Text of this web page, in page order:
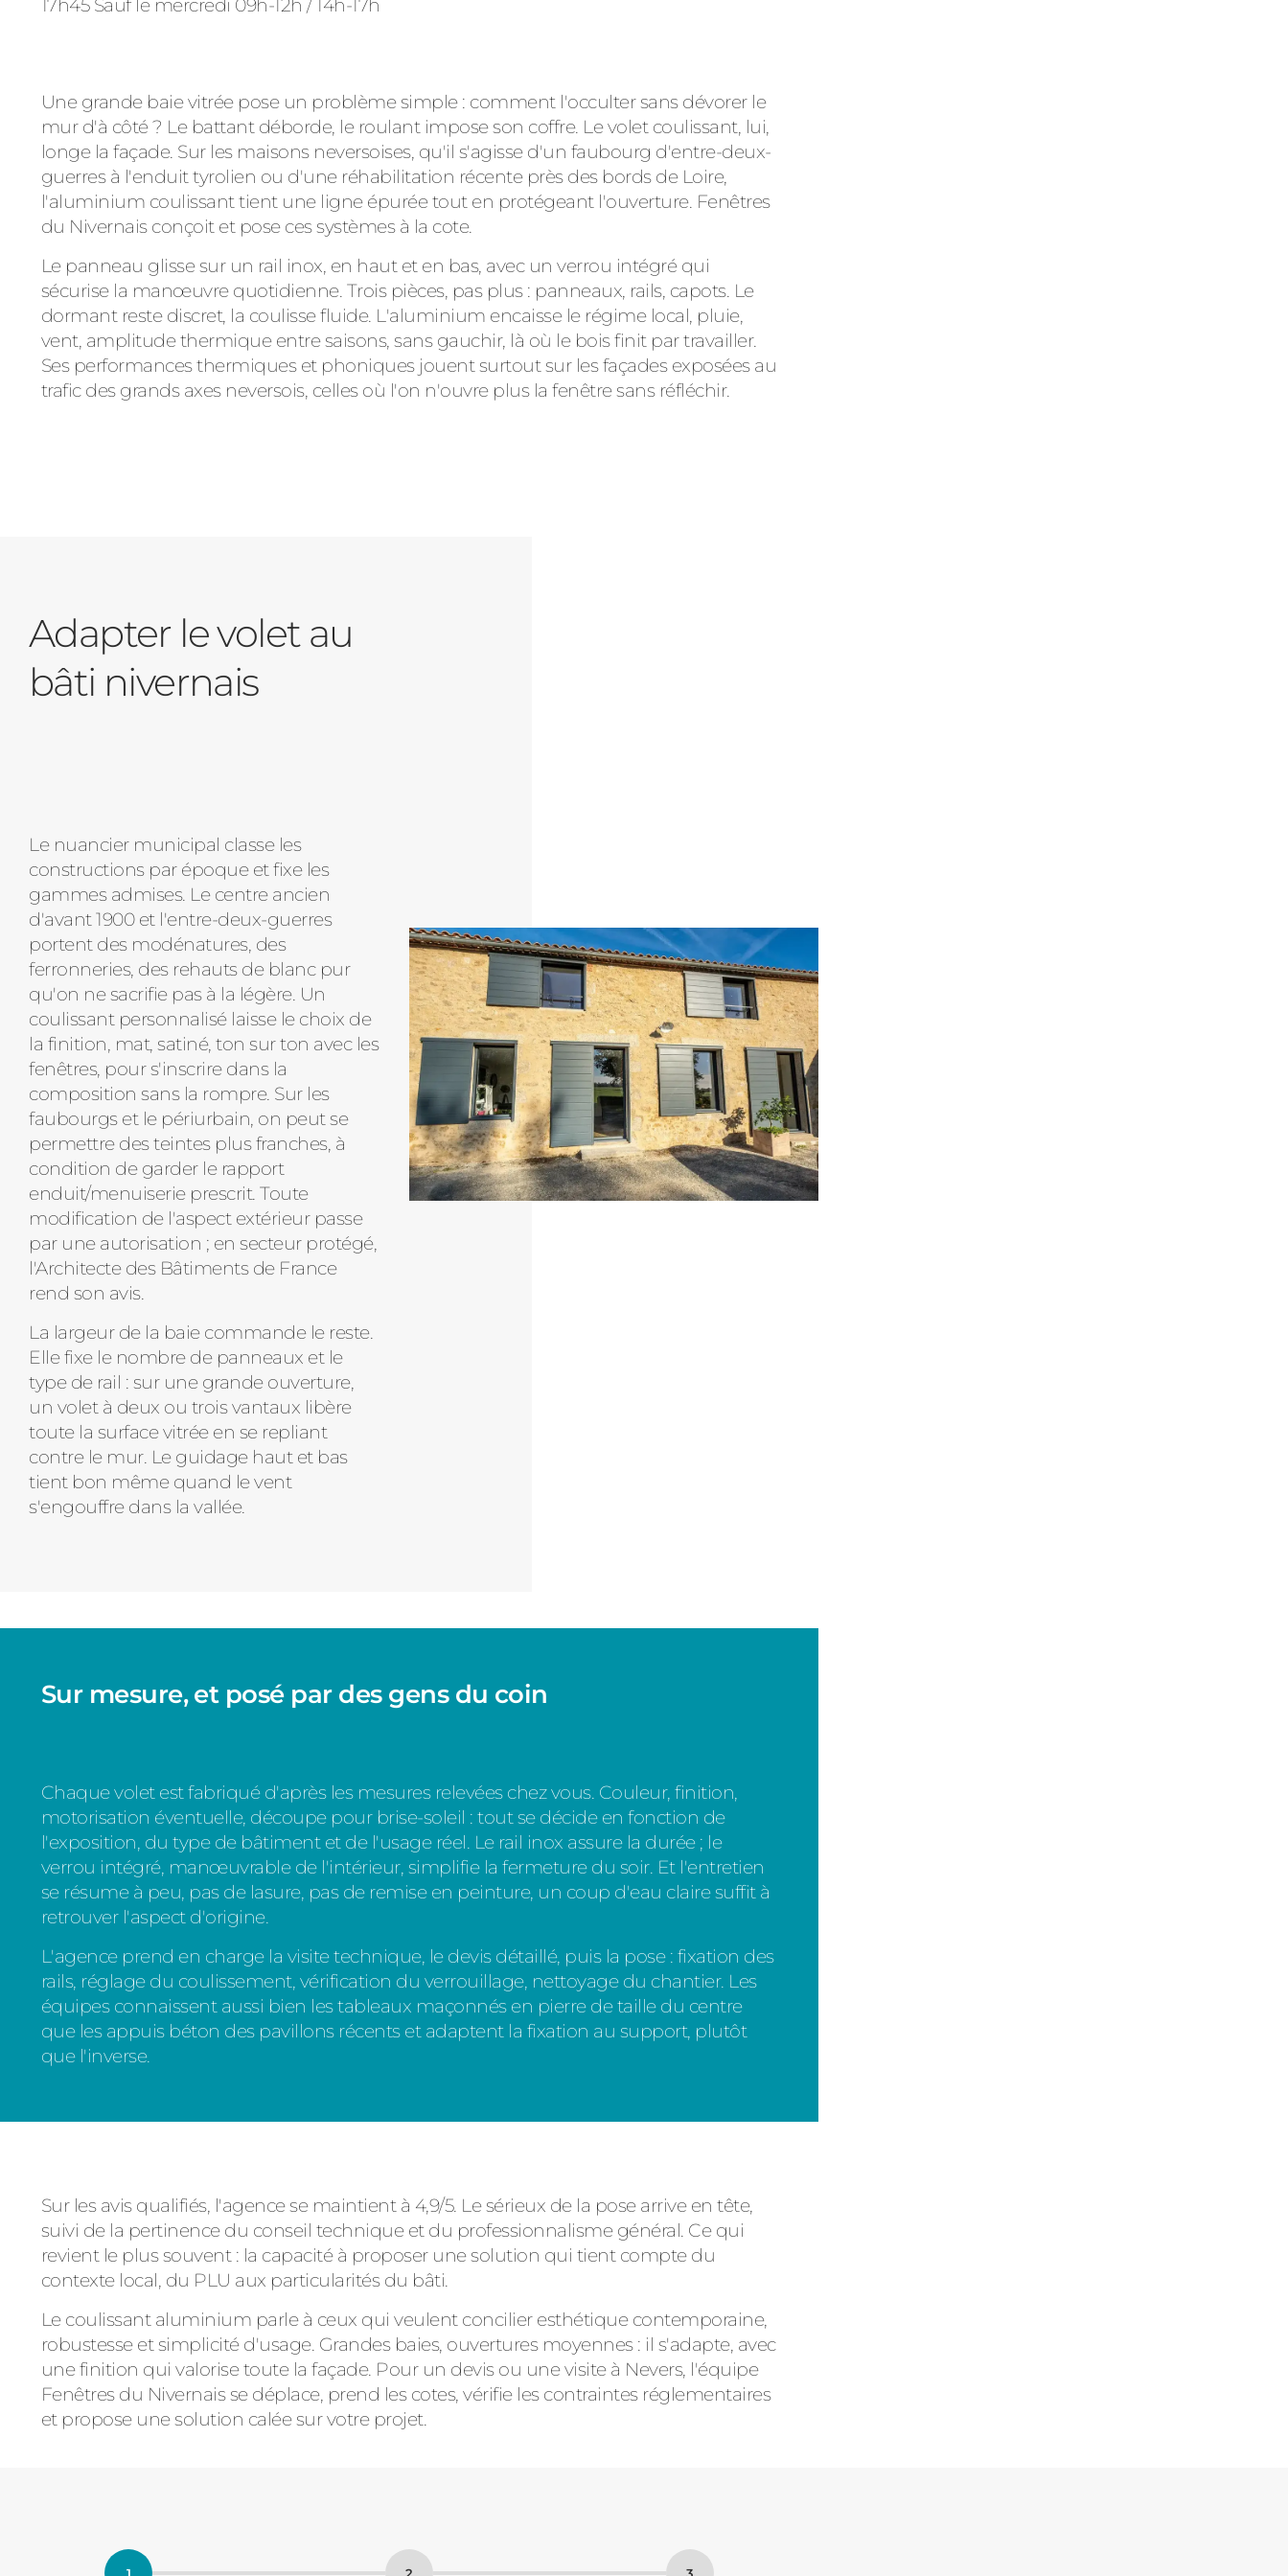
17h45 Sauf le mercredi 09h-12h / 14h-17h
Une grande baie vitrée pose un problème simple : comment l'occulter sans dévorer le
mur d'à côté ? Le battant déborde, le roulant impose son coffre. Le volet coulissant, lui,
longe la façade. Sur les maisons neversoises, qu'il s'agisse d'un faubourg d'entre-deux-
guerres à l'enduit tyrolien ou d'une réhabilitation récente près des bords de Loire,
l'aluminium coulissant tient une ligne épurée tout en protégeant l'ouverture. Fenêtres
du Nivernais conçoit et pose ces systèmes à la cote.
Le panneau glisse sur un rail inox, en haut et en bas, avec un verrou intégré qui
sécurise la manœuvre quotidienne. Trois pièces, pas plus : panneaux, rails, capots. Le
dormant reste discret, la coulisse fluide. L'aluminium encaisse le régime local, pluie,
vent, amplitude thermique entre saisons, sans gauchir, là où le bois finit par travailler.
Ses performances thermiques et phoniques jouent surtout sur les façades exposées au
trafic des grands axes neversois, celles où l'on n'ouvre plus la fenêtre sans réfléchir.
Adapter le volet au
bâti nivernais
Le nuancier municipal classe les
constructions par époque et fixe les
gammes admises. Le centre ancien
d'avant 1900 et l'entre-deux-guerres
portent des modénatures, des
ferronneries, des rehauts de blanc pur
qu'on ne sacrifie pas à la légère. Un
coulissant personnalisé laisse le choix de
la finition, mat, satiné, ton sur ton avec les
fenêtres, pour s'inscrire dans la
composition sans la rompre. Sur les
faubourgs et le périurbain, on peut se
permettre des teintes plus franches, à
condition de garder le rapport
enduit/menuiserie prescrit. Toute
modification de l'aspect extérieur passe
par une autorisation ; en secteur protégé,
l'Architecte des Bâtiments de France
rend son avis.
La largeur de la baie commande le reste.
Elle fixe le nombre de panneaux et le
type de rail : sur une grande ouverture,
un volet à deux ou trois vantaux libère
toute la surface vitrée en se repliant
contre le mur. Le guidage haut et bas
tient bon même quand le vent
s'engouffre dans la vallée.
Sur mesure, et posé par des gens du coin
Chaque volet est fabriqué d'après les mesures relevées chez vous. Couleur, finition,
motorisation éventuelle, découpe pour brise-soleil : tout se décide en fonction de
l'exposition, du type de bâtiment et de l'usage réel. Le rail inox assure la durée ; le
verrou intégré, manœuvrable de l'intérieur, simplifie la fermeture du soir. Et l'entretien
se résume à peu, pas de lasure, pas de remise en peinture, un coup d'eau claire suffit à
retrouver l'aspect d'origine.
L'agence prend en charge la visite technique, le devis détaillé, puis la pose : fixation des
rails, réglage du coulissement, vérification du verrouillage, nettoyage du chantier. Les
équipes connaissent aussi bien les tableaux maçonnés en pierre de taille du centre
que les appuis béton des pavillons récents et adaptent la fixation au support, plutôt
que l'inverse.
Sur les avis qualifiés, l'agence se maintient à 4,9/5. Le sérieux de la pose arrive en tête,
suivi de la pertinence du conseil technique et du professionnalisme général. Ce qui
revient le plus souvent : la capacité à proposer une solution qui tient compte du
contexte local, du PLU aux particularités du bâti.
Le coulissant aluminium parle à ceux qui veulent concilier esthétique contemporaine,
robustesse et simplicité d'usage. Grandes baies, ouvertures moyennes : il s'adapte, avec
une finition qui valorise toute la façade. Pour un devis ou une visite à Nevers, l'équipe
Fenêtres du Nivernais se déplace, prend les cotes, vérifie les contraintes réglementaires
et propose une solution calée sur votre projet.